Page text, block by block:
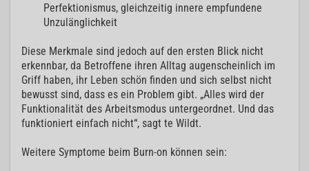
Perfektionismus, gleichzeitig innere empfundene
Unzulänglichkeit
Diese Merkmale sind jedoch auf den ersten Blick nicht
erkennbar, da Betroffene ihren Alltag augenscheinlich im
Griff haben, ihr Leben schön finden und sich selbst nicht
bewusst sind, dass es ein Problem gibt. „Alles wird der
Funktionalität des Arbeitsmodus untergeordnet. Und das
funktioniert einfach nicht“, sagt te Wildt.
Weitere Symptome beim Burn-on können sein: